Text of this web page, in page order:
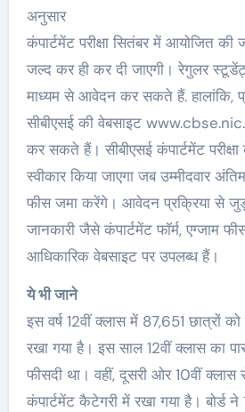
अनुसार
कंपार्टमेंट परीक्षा सितंबर में आयोजित की
जल्द कर ही कर दी जाएगी। रेगुलर
माध्यम से आवेदन कर सकते हैं. हालांकि,
सीबीएसई की वेबसाइट
कर सकते हैं। सीबीएसई कंपार्टमेंट
स्वीकार किया जाएगा जब उम्मीदवार
फीस जमा करेंगे। आवेदन प्रक्रिया से
जानकारी जैसे कंपार्टमेंट फॉर्म, एग्जाम
आधिकारिक वेबसाइट पर उपलब्ध हैं।
ये भी जाने
इस वर्ष 12वीं क्लास में 87,651 छात्रों
रखा गया है। इस साल 12वीं क्लास का
फीसदी था। वहीं, दूसरी ओर 10वीं क्लास
कंपार्टमेंट कैटेगरी में रखा गया है। बोर्ड